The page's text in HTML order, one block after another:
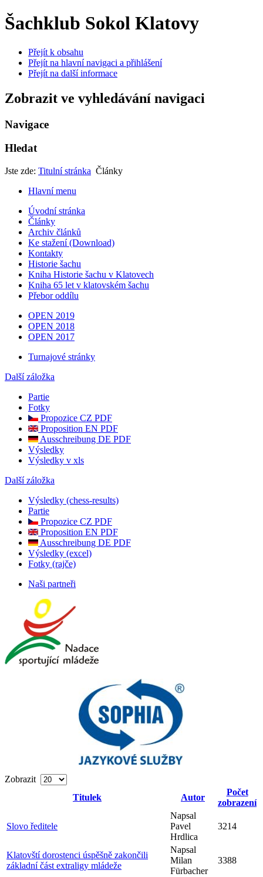
Šachklub Sokol Klatovy
Přejít k obsahu
Přejít na hlavní navigaci a přihlášení
Přejít na další informace
Zobrazit ve vyhledávání navigaci
Navigace
Hledat
Jste zde: Titulní stránka Články
Hlavní menu
Úvodní stránka
Články
Archiv článků
Ke stažení (Download)
Kontakty
Historie šachu
Kniha Historie šachu v Klatovech
Kniha 65 let v klatovském šachu
Přebor oddílu
OPEN 2019
OPEN 2018
OPEN 2017
Turnajové stránky
Další záložka
Partie
Fotky
Propozice CZ PDF
Proposition EN PDF
Ausschreibung DE PDF
Výsledky
Výsledky v xls
Další záložka
Výsledky (chess-results)
Partie
Propozice CZ PDF
Proposition EN PDF
Ausschreibung DE PDF
Výsledky (excel)
Fotky (rajče)
Naši partneři
Zobrazit
Titulek
Autor
Počet
zobrazení
Slovo ředitele
Napsal
Pavel
Hrdlica
3214
Klatovští dorostenci úspěšně zakončili
základní část extraligy mládeže
Napsal
Milan
Fürbacher
3388